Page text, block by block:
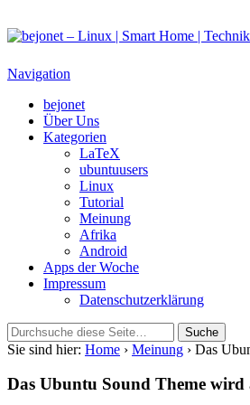
Navigation
bejonet
Über Uns
Kategorien
LaTeX
ubuntuusers
Linux
Tutorial
Meinung
Afrika
Android
Apps der Woche
Impressum
Datenschutzerklärung
Sie sind hier: Home › Meinung › Das
Das Ubuntu Sound Theme